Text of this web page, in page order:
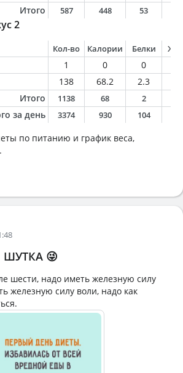
Итого
587 448 53
2
Кол-во Калории Белки
1 0 0
138 68.2 2.3
Итого
1138 68 2
за день 3374 930 104
по питанию и график веса,
.
ШУТКА 😜
шести, надо иметь железную силу
железную силу воли, надо как